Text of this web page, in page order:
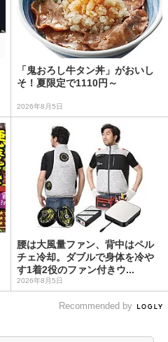
「鬼おろし牛タン丼」がおいし
そ！夏限定で1110円～
2026年8月5日
腰は大風量ファン、背中はペル
チェ冷却。ダブルで身体を冷や
す1着2役のファン付きウ...
2026年8月5日
Recommended by